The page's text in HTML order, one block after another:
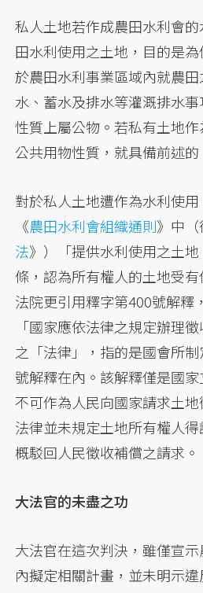
私人土地若作成農田水利會
田水利使用之土地，目的是為
於農田水利事業區域內就農
水、蓄水及排水等灌溉排水
性質上屬公物。若私有土地
公共用物性質，就具備前述
對於私人土地遭作為水利使
《農田水利會組織通則》中
法》）「提供水利使用之土
條，認為所有權人的土地受
法院更引用釋字第400號解釋
「國家應依法律之規定辦理
之「法律」，指的是國會所
號解釋在內。該解釋僅是國家
不可作為人民向國家請求土
法律並未規定土地所有權人
概駁回人民徵收補償之請求。
大法官的未盡之功
大法官在這次判決，雖僅宣
內擬定相關計畫，並未明示